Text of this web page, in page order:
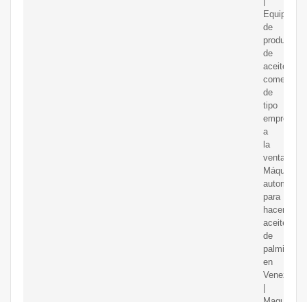
Equipo
de
producción
de
aceite
comestible
de
tipo
a
la
venta.
Máquina
automática
para
hacer
aceite
de
palmiste
en